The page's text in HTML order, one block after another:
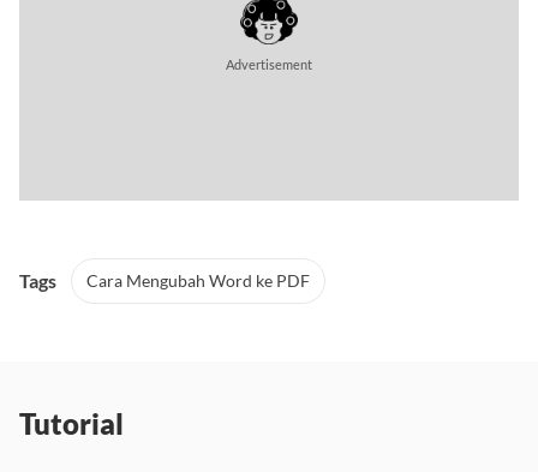
Advertisement
Tags Cara Mengubah Word ke PDF
Tutorial